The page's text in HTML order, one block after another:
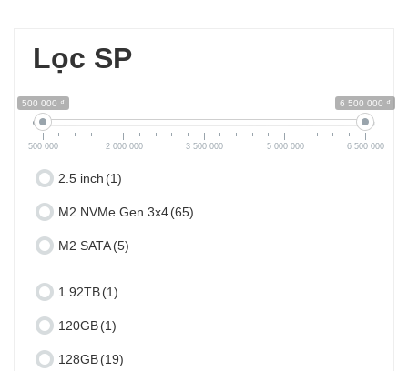
Lọc SP
500 000 ₫ 6 500 000 ₫
500 000 2 000 000 3 500 000 5 000 000 6 500 000
2.5 inch (1)
M2 NVMe Gen 3x4(65)
M2 SATA(5)
1.92TB(1)
120GB(1)
128GB(19)